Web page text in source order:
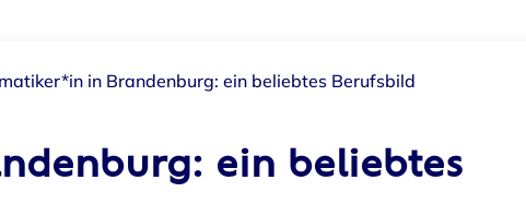
in Brandenburg: ein beliebtes Berufsbild
ein beliebtes